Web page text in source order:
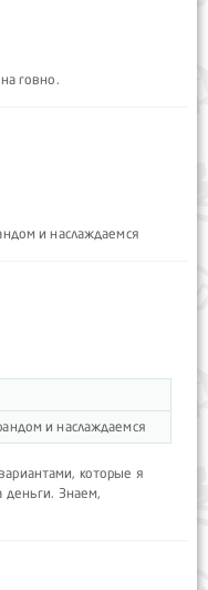
говно.
и наслаждаемся
и наслаждаемся
которые я
деньги. Знаем,